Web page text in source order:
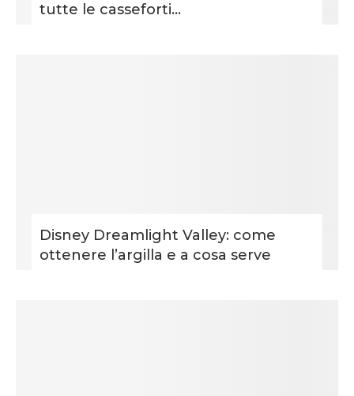
tutte le casseforti...
Disney Dreamlight Valley: come
ottenere l’argilla e a cosa serve